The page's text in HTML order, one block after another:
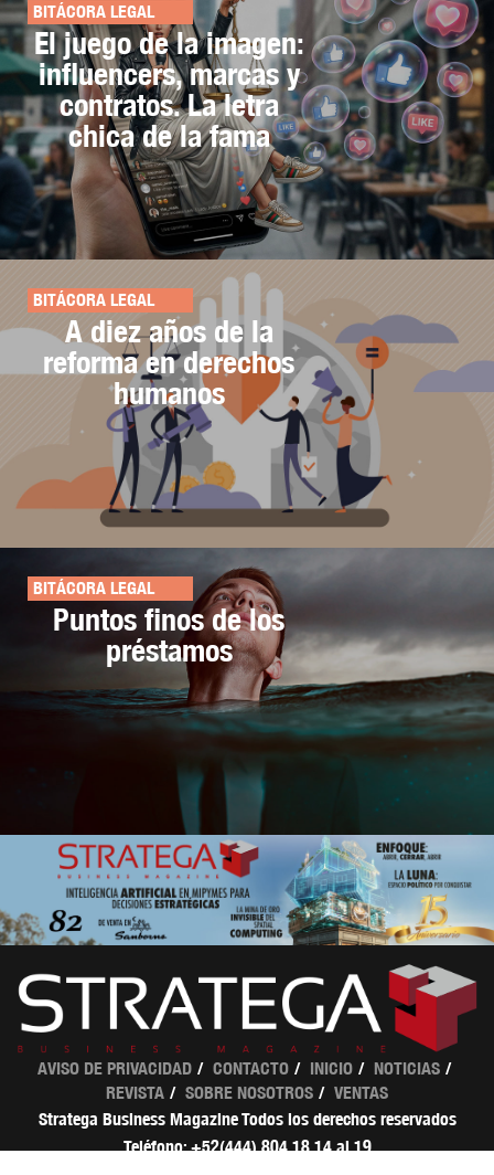
BITÁCORA LEGAL
El juego de la imagen:
influencers, marcas y
contratos. La letra
chica de la fama
BITÁCORA LEGAL
A diez años de la
reforma en derechos
humanos
BITÁCORA LEGAL
Puntos finos de los
préstamos
AVISO DE PRIVACIDAD CONTACTO INICIO
NOTICIAS
REVISTA
SOBRE NOSOTROS
VENTAS
Stratega Business Magazine Todos los derechos reservados
Teléfono: +52(444) 804 18 14 al 19